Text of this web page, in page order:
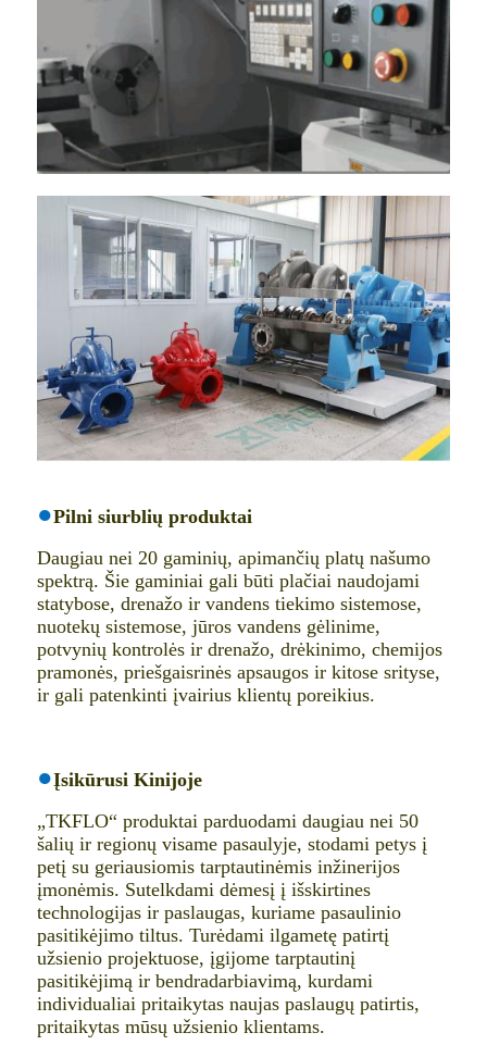
●Pilni siurblių produktai
Daugiau nei 20 gaminių, apimančių platų našumo
spektrą. Šie gaminiai gali būti plačiai naudojami
statybose, drenažo ir vandens tiekimo sistemose,
nuotekų sistemose, jūros vandens gėlinime,
potvynių kontrolės ir drenažo, drėkinimo, chemijos
pramonės, priešgaisrinės apsaugos ir kitose srityse,
ir gali patenkinti įvairius klientų poreikius.
●Įsikūrusi Kinijoje
„TKFLO“ produktai parduodami daugiau nei 50
šalių ir regionų visame pasaulyje, stodami petys į
petį su geriausiomis tarptautinėmis inžinerijos
įmonėmis. Sutelkdami dėmesį į išskirtines
technologijas ir paslaugas, kuriame pasaulinio
pasitikėjimo tiltus. Turėdami ilgametę patirtį
užsienio projektuose, įgijome tarptautinį
pasitikėjimą ir bendradarbiavimą, kurdami
individualiai pritaikytas naujas paslaugų patirtis,
pritaikytas mūsų užsienio klientams.